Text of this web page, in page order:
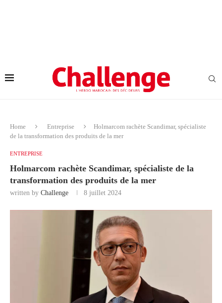
Home Entreprise
Holmarcom rachète Scandimar, spécialiste
de la transformation des produits de la mer
ENTREPRISE
Holmarcom rachète Scandimar, spécialiste de la
transformation des produits de la mer
written by Challenge 8 juillet 2024